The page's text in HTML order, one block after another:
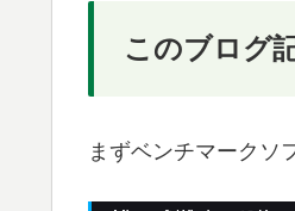
このブログ
まずベンチマークソ